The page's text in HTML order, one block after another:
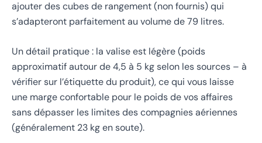
ajouter des cubes de rangement (non fournis) qui
s’adapteront parfaitement au volume de 79 litres.
Un détail pratique : la valise est légère (poids
approximatif autour de 4,5 à 5 kg selon les sources – à
vérifier sur l’étiquette du produit), ce qui vous laisse
une marge confortable pour le poids de vos affaires
sans dépasser les limites des compagnies aériennes
(généralement 23 kg en soute).